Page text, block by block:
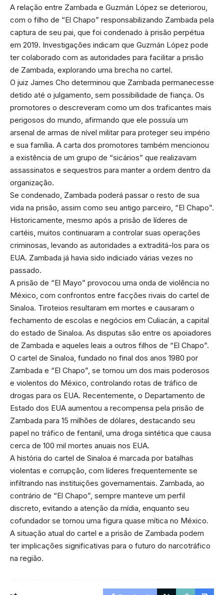
A relação entre Zambada e Guzmán López se deteriorou,
com o filho de “El Chapo” responsabilizando Zambada pela
captura de seu pai, que foi condenado à prisão perpétua
em 2019. Investigações indicam que Guzmán López pode
ter colaborado com as autoridades para facilitar a prisão
de Zambada, explorando uma brecha no cartel.
O juiz James Cho determinou que Zambada permanecesse
detido até o julgamento, sem possibilidade de fiança. Os
promotores o descreveram como um dos traficantes mais
perigosos do mundo, afirmando que ele possuía um
arsenal de armas de nível militar para proteger seu império
e sua família. A carta dos promotores também mencionou
a existência de um grupo de “sicários” que realizavam
assassinatos e sequestros para manter a ordem dentro da
organização.
Se condenado, Zambada poderá passar o resto de sua
vida na prisão, assim como seu antigo parceiro, “El Chapo”.
Historicamente, mesmo após a prisão de líderes de
cartéis, muitos continuaram a controlar suas operações
criminosas, levando as autoridades a extraditá-los para os
EUA. Zambada já havia sido indiciado várias vezes no
passado.
A prisão de “El Mayo” provocou uma onda de violência no
México, com confrontos entre facções rivais do cartel de
Sinaloa. Tiroteios resultaram em mortes e causaram o
fechamento de escolas e negócios em Culiacán, a capital
do estado de Sinaloa. As disputas são entre os apoiadores
de Zambada e aqueles leais a outros filhos de “El Chapo”.
O cartel de Sinaloa, fundado no final dos anos 1980 por
Zambada e “El Chapo”, se tornou um dos mais poderosos
e violentos do México, controlando rotas de tráfico de
drogas para os EUA. Recentemente, o Departamento de
Estado dos EUA aumentou a recompensa pela prisão de
Zambada para 15 milhões de dólares, destacando seu
papel no tráfico de fentanil, uma droga sintética que causa
cerca de 100 mil mortes anuais nos EUA.
A história do cartel de Sinaloa é marcada por batalhas
violentas e corrupção, com líderes frequentemente se
infiltrando nas instituições governamentais. Zambada, ao
contrário de “El Chapo”, sempre manteve um perfil
discreto, evitando a atenção da mídia, enquanto seu
cofundador se tornou uma figura quase mítica no México.
A situação atual do cartel e a prisão de Zambada podem
ter implicações significativas para o futuro do narcotráfico
na região.